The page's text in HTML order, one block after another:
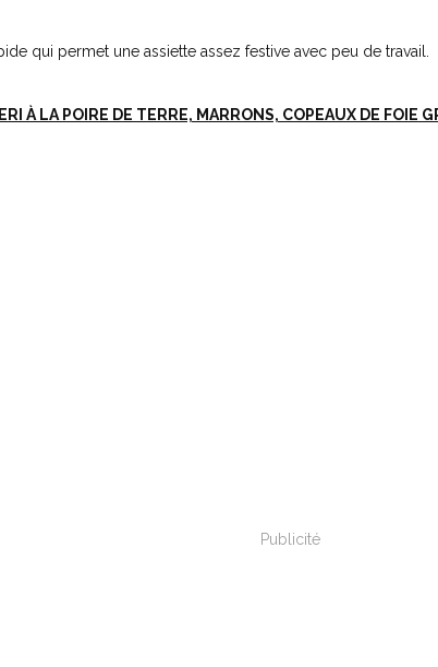
qui permet une assiette assez festive avec peu de travail.
À LA POIRE DE TERRE, MARRONS, COPEAUX DE FOIE
Publicité